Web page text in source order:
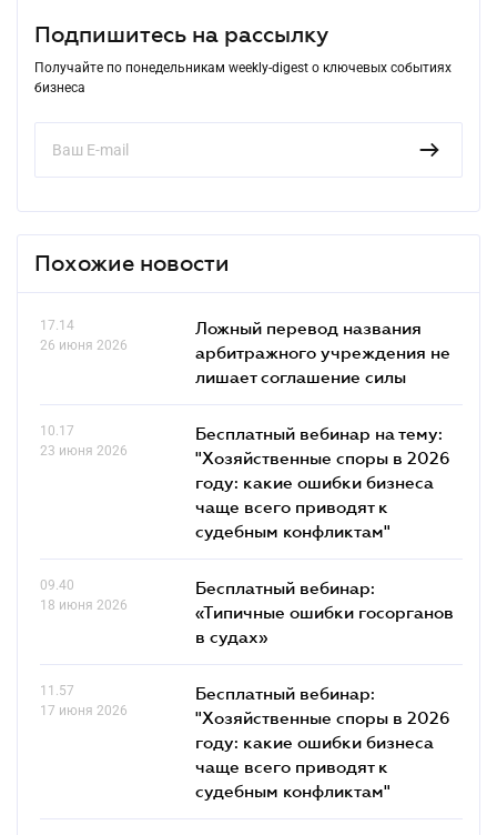
Подпишитесь на рассылку
Получайте по понедельникам weekly-digest о ключевых событиях
бизнеса
Похожие новости
17.14
26 июня 2026
Ложный перевод названия
арбитражного учреждения не
лишает соглашение силы
10.17
23 июня 2026
Бесплатный вебинар на тему:
"Хозяйственные споры в 2026
году: какие ошибки бизнеса
чаще всего приводят к
судебным конфликтам"
09.40
18 июня 2026
Бесплатный вебинар:
«Типичные ошибки госорганов
в судах»
11.57
17 июня 2026
Бесплатный вебинар:
"Хозяйственные споры в 2026
году: какие ошибки бизнеса
чаще всего приводят к
судебным конфликтам"